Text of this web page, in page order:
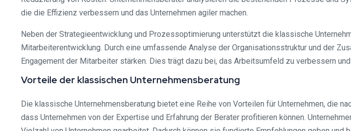
die die Effizienz verbessern und das Unternehmen agiler machen.
Neben der Strategieentwicklung und Prozessoptimierung unterstützt die klassische
Mitarbeiterentwicklung. Durch eine umfassende Analyse der Organisationsstruktur und der
Engagement der Mitarbeiter stärken. Dies trägt dazu bei, das Arbeitsumfeld zu verbessern
Vorteile der klassischen Unternehmensberatung
Die klassische Unternehmensberatung bietet eine Reihe von Vorteilen für Unternehmen, die
dass Unternehmen von der Expertise und Erfahrung der Berater profitieren können.